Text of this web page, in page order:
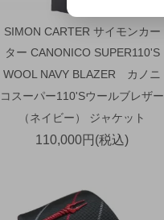
SIMON CARTER サイモンカー
ター CANONICO SUPER110'S
WOOL NAVY BLAZER カノニ
コスーパー110'Sウールブレザー
（ネイビー） ジャケット
110,000円(税込)